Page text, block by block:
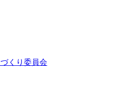
くり委員会